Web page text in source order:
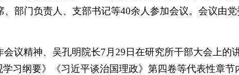
部门负责人、支部书记等40余人参加会议。会议由
议精神、吴孔明院长7月29日在研究所干部大会上的
习纲要》《习近平谈治国理政》第四卷等代表性章节